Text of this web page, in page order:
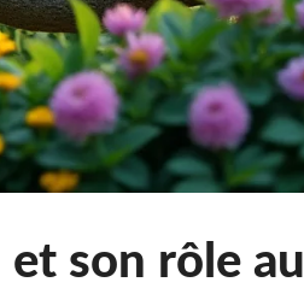
son rôle au